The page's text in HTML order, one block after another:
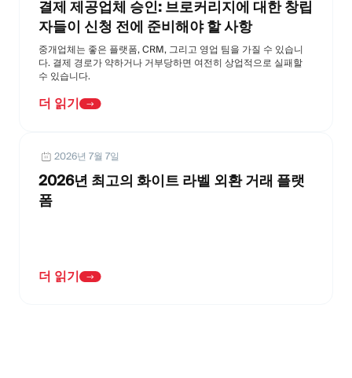
결제 제공업체 승인: 브로커리지에 대한 창립
자들이 신청 전에 준비해야 할 사항
중개업체는 좋은 플랫폼, CRM, 그리고 영업 팀을 가질 수 있습니
다. 결제 경로가 약하거나 거부당하면 여전히 상업적으로 실패할
수 있습니다.
더 읽기
2026년 7월 7일
2026년 최고의 화이트 라벨 외환 거래 플랫
폼
더 읽기